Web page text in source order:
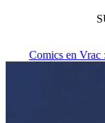
Comics en Vrac